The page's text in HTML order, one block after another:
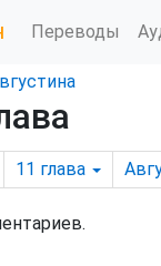
Переводы
11 глава